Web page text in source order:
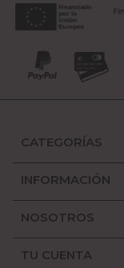
CATEGORÍAS
INFORMACIÓN
NOSOTROS
TU CUENTA